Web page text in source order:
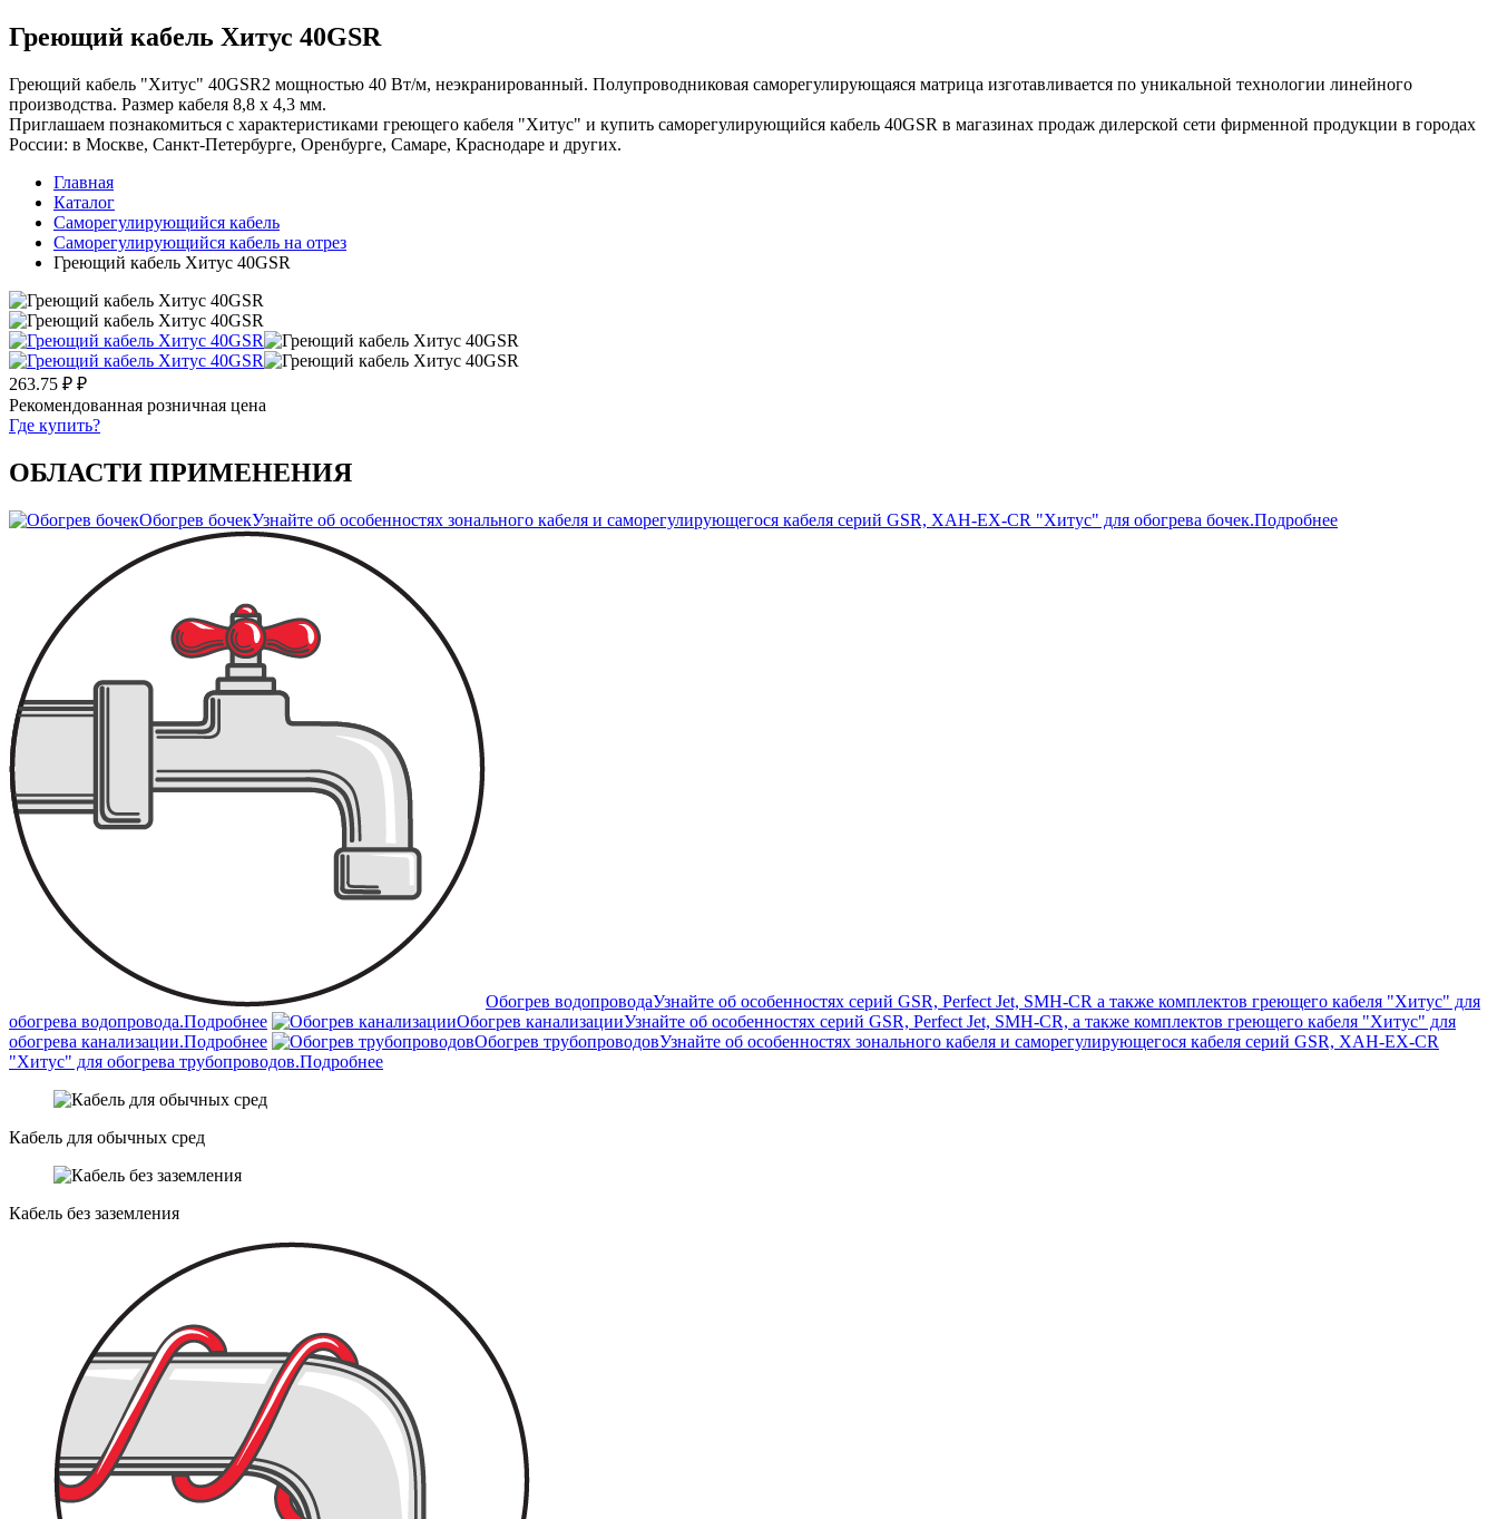
Греющий кабель Хитус 40GSR
Греющий кабель "Хитус" 40GSR2 мощностью 40 Вт/м, неэкранированный. Полупроводниковая саморегулирующаяся матрица изготавливается по уникальной технологии линейного
производства. Размер кабеля 8,8 х 4,3 мм.
Приглашаем познакомиться с характеристиками греющего кабеля "Хитус" и купить саморегулирующийся кабель 40GSR в магазинах продаж дилерской сети фирменной продукции в городах
России: в Москве, Санкт-Петербурге, Оренбурге, Самаре, Краснодаре и других.
Главная
Каталог
Саморегулирующийся кабель
Саморегулирующийся кабель на отрез
Греющий кабель Хитус 40GSR
263.75 ₽ ₽
Рекомендованная розничная цена
Где купить?
ОБЛАСТИ ПРИМЕНЕНИЯ
Обогрев бочекУзнайте об особенностях зонального кабеля и саморегулирующегося кабеля серий GSR, XAH-EX-CR "Хитус" для обогрева бочек.Подробнее
Обогрев водопроводаУзнайте об особенностях серий GSR, Perfect Jet, SMH-CR а также комплектов греющего кабеля "Хитус" для
обогрева водопровода.Подробнее Обогрев канализацииУзнайте об особенностях серий GSR, Perfect Jet, SMH-CR, а также комплектов греющего кабеля "Хитус" для
обогрева канализации.Подробнее Обогрев трубопроводовУзнайте об особенностях зонального кабеля и саморегулирующегося кабеля серий GSR, XAH-EX-CR
"Хитус" для обогрева трубопроводов.Подробнее
Кабель для обычных сред
Кабель без заземления